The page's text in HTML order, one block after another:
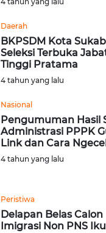
Daerah
BKPSDM Kota
Seleksi Terbuka
Tinggi Pratama
4 tahun yang lalu
Nasional
Pengumuman Hasil
Administrasi PPPK
Link dan Cara
4 tahun yang lalu
Peristiwa
Delapan Belas
Imigrasi Non PNS